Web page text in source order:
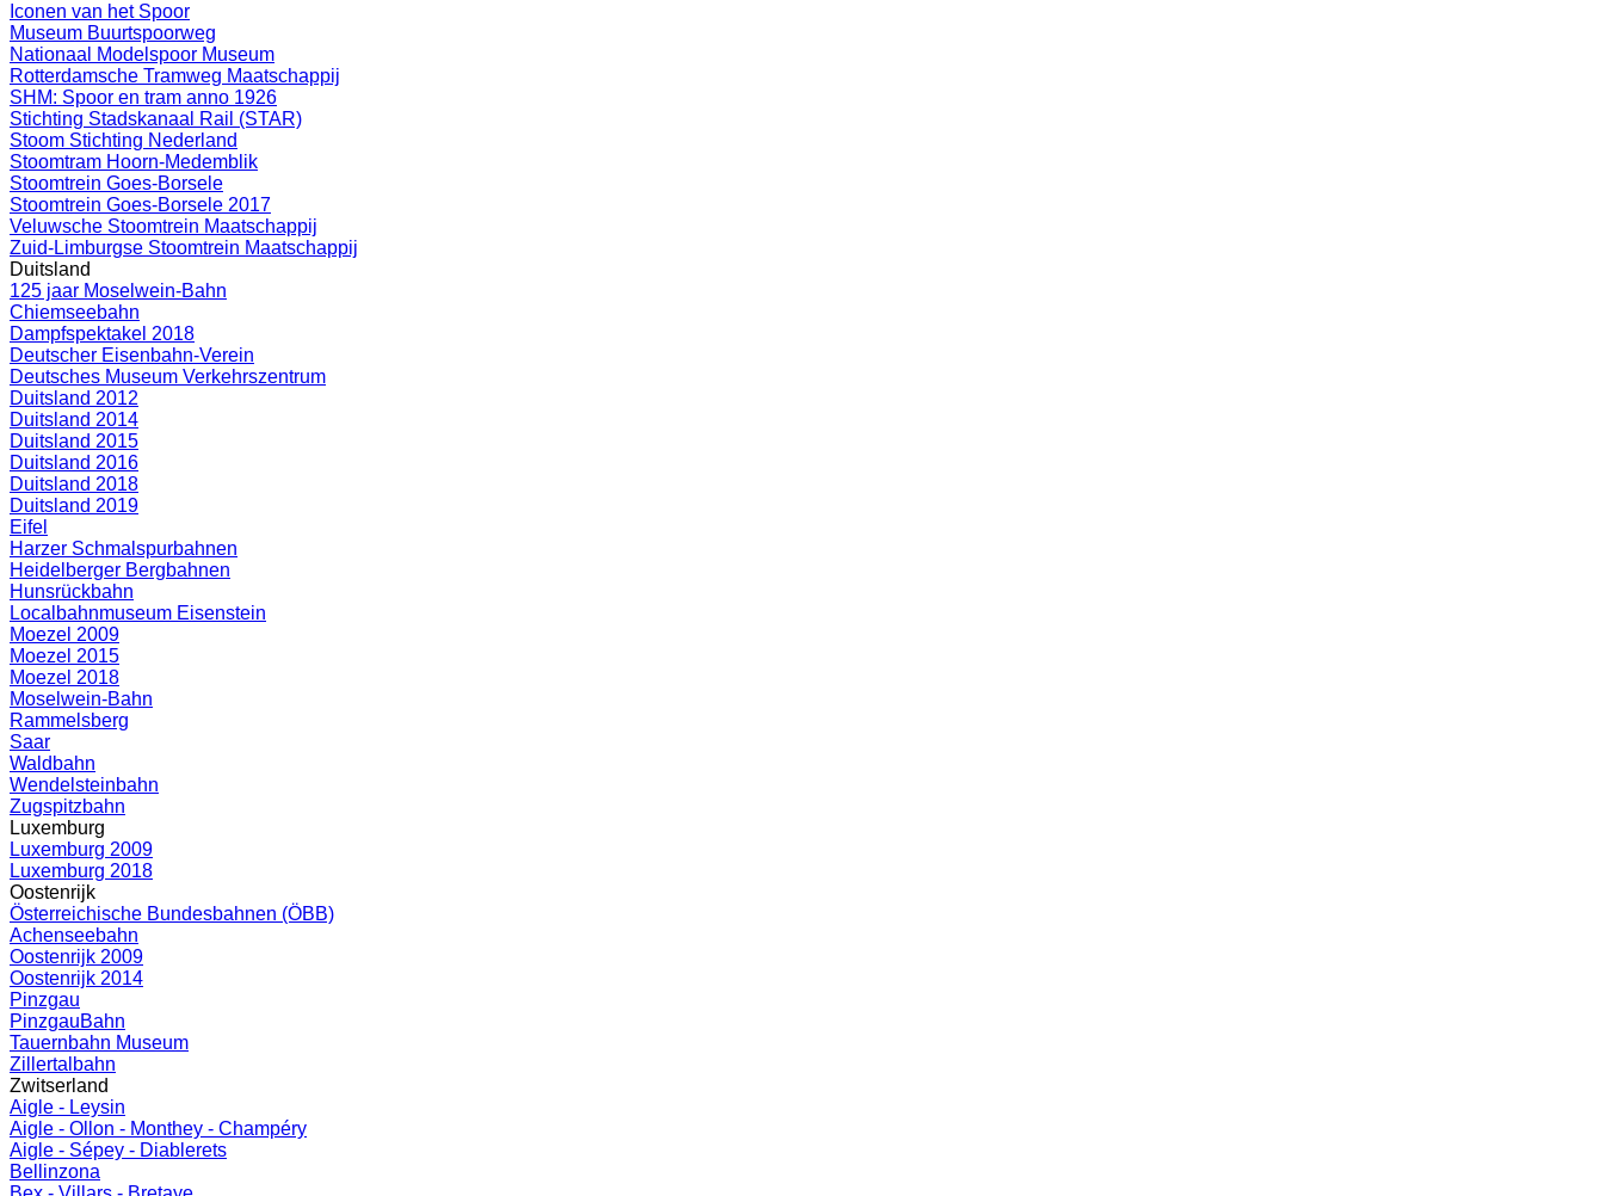
Iconen van het Spoor
Museum Buurtspoorweg
Nationaal Modelspoor Museum
Rotterdamsche Tramweg Maatschappij
SHM: Spoor en tram anno 1926
Stichting Stadskanaal Rail (STAR)
Stoom Stichting Nederland
Stoomtram Hoorn-Medemblik
Stoomtrein Goes-Borsele
Stoomtrein Goes-Borsele 2017
Veluwsche Stoomtrein Maatschappij
Zuid-Limburgse Stoomtrein Maatschappij
Duitsland
125 jaar Moselwein-Bahn
Chiemseebahn
Dampfspektakel 2018
Deutscher Eisenbahn-Verein
Deutsches Museum Verkehrszentrum
Duitsland 2012
Duitsland 2014
Duitsland 2015
Duitsland 2016
Duitsland 2018
Duitsland 2019
Eifel
Harzer Schmalspurbahnen
Heidelberger Bergbahnen
Hunsrückbahn
Localbahnmuseum Eisenstein
Moezel 2009
Moezel 2015
Moezel 2018
Moselwein-Bahn
Rammelsberg
Saar
Waldbahn
Wendelsteinbahn
Zugspitzbahn
Luxemburg
Luxemburg 2009
Luxemburg 2018
Oostenrijk
Österreichische Bundesbahnen (ÖBB)
Achenseebahn
Oostenrijk 2009
Oostenrijk 2014
Pinzgau
PinzgauBahn
Tauernbahn Museum
Zillertalbahn
Zwitserland
Aigle - Leysin
Aigle - Ollon - Monthey - Champéry
Aigle - Sépey - Diablerets
Bellinzona